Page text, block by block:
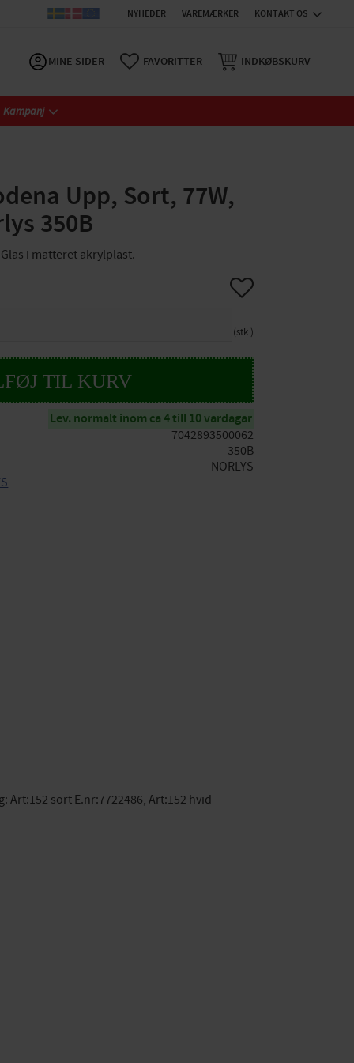
NYHEDER VAREMÆRKER KONTAKT OS
MINE SIDER FAVORITTER INDKØBSKURV
Kampanj
Upp, Sort, 77W,
350B
i matteret akrylplast.
stk.
Gem som favorit
Lev. normalt inom ca 4 till 10 vardagar
7042893500062
350B
NORLYS
Art:152 sort E.nr:7722486, Art:152 hvid